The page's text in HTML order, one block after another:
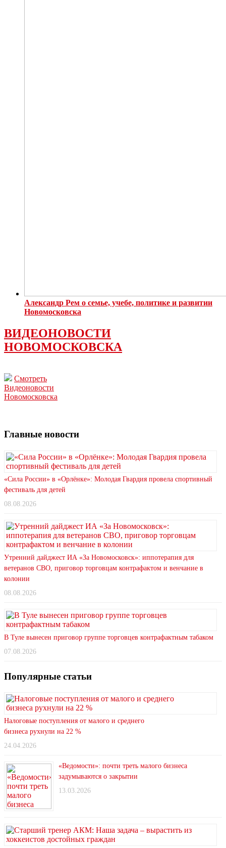
Александр Рем о семье, учебе, политике и развитии
Новомосковска
ВИДЕОНОВОСТИ
НОВОМОСКОВСКА
Смотреть
Видеоновости
Новомосковска
Главные новости
«Сила России» в «Орлёнке»: Молодая Гвардия провела спортивный
фестиваль для детей
08.08.2026
Утренний дайджест ИА «За Новомосковск»: иппотерапия для
ветеранов СВО, приговор торговцам контрафактом и венчание в
колонии
08.08.2026
В Туле вынесен приговор группе торговцев контрафактным табаком
07.08.2026
Популярные статьи
Налоговые поступления от малого и среднего
бизнеса рухнули на 22 %
24.04.2026
«Ведомости»: почти треть малого бизнеса
задумываются о закрытии
13.03.2026